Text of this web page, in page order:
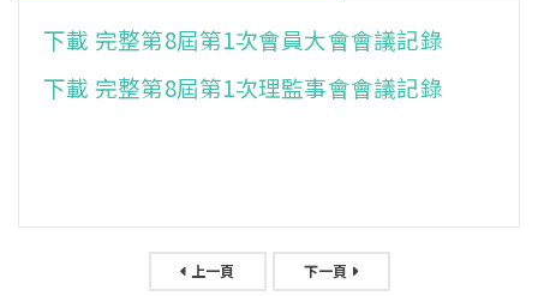
下載 完整第8屆第1次會員大會會議記錄
下載 完整第8屆第1次理監事會會議記錄
上一頁 下一頁